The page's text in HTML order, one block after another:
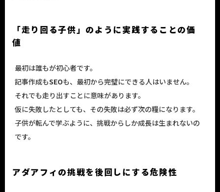
「走り回る子供」のように実践することの価
値
最初は誰もが初心者です。
記事作成もSEOも、最初から完璧にできる人はいません。
それでも走り出すことに意味があります。
仮に失敗したとしても、その失敗は必ず次の糧になります。
子供が転んで学ぶように、挑戦からしか成長は生まれないの
です。
アダアフィの挑戦を後回しにする危険性